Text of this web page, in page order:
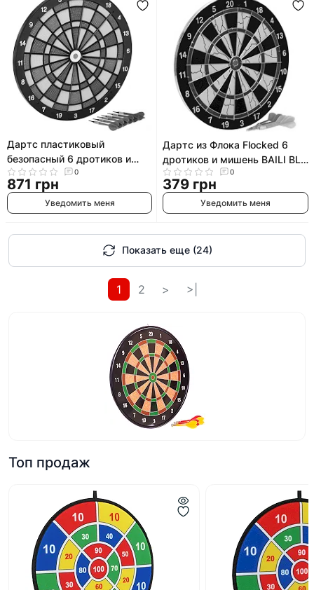
Дартс пластиковый
безопасный 6 дротиков и
мишень BAILI Safety NO768
40.5см
0
871 грн
Уведомить меня
Дартс из Флока Flocked 6
дротиков и мишень BAILI BL-
12115 12"х1/2" (30х1,3см)
0
379 грн
Уведомить меня
Показать еще (24)
1 2 > >|
Топ продаж